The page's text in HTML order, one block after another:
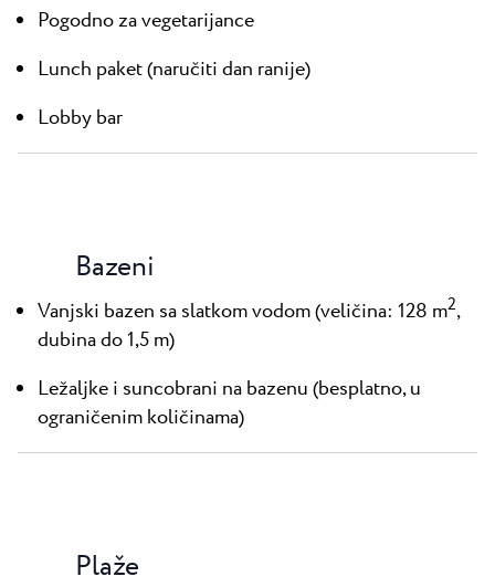
Pogodno za vegetarijance
Lunch paket (naručiti dan ranije)
Lobby bar
Bazeni
Vanjski bazen sa slatkom vodom (veličina: 128 m2,
dubina do 1,5 m)
Ležaljke i suncobrani na bazenu (besplatno, u
ograničenim količinama)
Plaže